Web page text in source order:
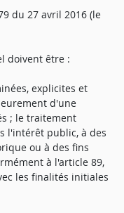
du 27 avril 2016 (le
doivent être :
explicites et
d'une
; le traitement
l'intérêt public, à des
ou à des fins
à l'article 89,
les finalités initiales